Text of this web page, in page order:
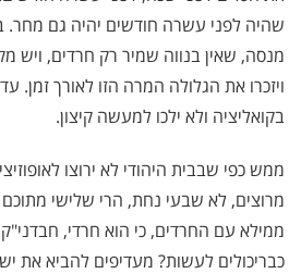
שהיה לפני עשרה חודשים יהיה גם מחר.
מנסה, שאין בנווה שמיר רק חרדים, ויש
ויזכרו את הגלולה המרה הזו לאורך זמן.
בקואליציה ולא ילכו למעשה קיצון.
ממש כפי שבבית היהודי לא ירוצו
מרוצים, לא שבעי נחת, הרי שלישי מתוכם
ממילא עם החרדים, כי הוא חרדי,
כבריכולים לעשות? מעדיפים להביא את